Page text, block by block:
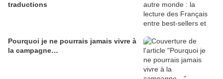
traductions
Pourquoi je ne pourrais jamais vivre à
la campagne…